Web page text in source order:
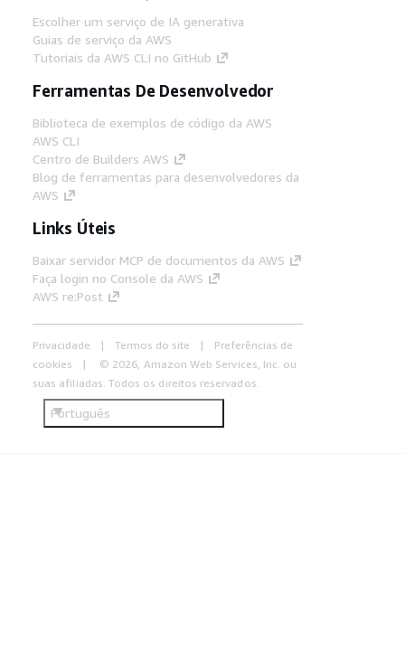
Escolher um serviço de IA generativa
Guias de serviço da AWS
Tutoriais da AWS CLI no GitHub
Ferramentas De Desenvolvedor
Biblioteca de exemplos de código da AWS
AWS CLI
Centro de Builders AWS
Blog de ferramentas para desenvolvedores da
AWS
Links Úteis
Baixar servidor MCP de documentos da AWS
Faça login no Console da AWS
AWS re:Post
Privacidade Termos do site
Preferências de
cookies
© 2026, Amazon Web Services, Inc. ou
suas afiliadas. Todos os direitos reservados.
Português